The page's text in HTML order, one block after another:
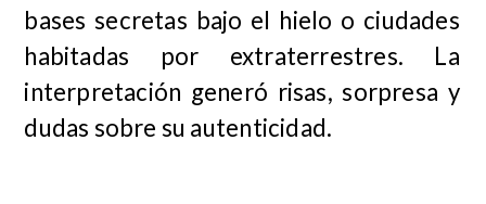
bases secretas bajo el hielo o ciudades
habitadas por extraterrestres. La
interpretación generó risas, sorpresa y
dudas sobre su autenticidad.